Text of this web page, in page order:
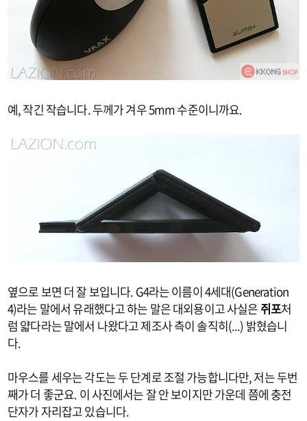
예, 작긴 작습니다. 두께가 겨우 5mm 수준이니까요.
옆으로 보면 더 잘 보입니다. G4라는 이름이 4세대(Generation
4)라는 말에서 유래했다고 하는 말은 대외용이고 사실은 쥐포처
럼 얇다라는 말에서 나왔다고 제조사 측이 솔직히(...) 밝혔습니
다.
마우스를 세우는 각도는 두 단계로 조절 가능합니다만, 저는 두번
째가 더 좋군요. 이 사진에서는 잘 안 보이지만 가운데 쯤에 충전
단자가 자리잡고 있습니다.